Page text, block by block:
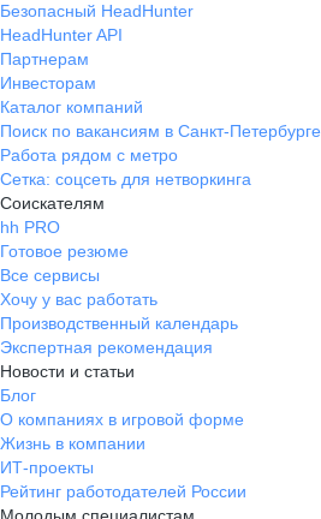
Безопасный HeadHunter
HeadHunter API
Партнерам
Инвесторам
Каталог компаний
Поиск по вакансиям в Санкт-Петербурге
Работа рядом с метро
Сетка: соцсеть для нетворкинга
Соискателям
hh PRO
Готовое резюме
Все сервисы
Хочу у вас работать
Производственный календарь
Экспертная рекомендация
Новости и статьи
Блог
О компаниях в игровой форме
Жизнь в компании
ИТ-проекты
Рейтинг работодателей России